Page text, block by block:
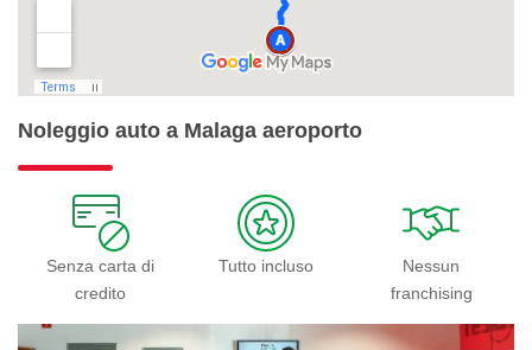
Noleggio auto a Malaga aeroporto
Senza carta di
credito
Tutto incluso
Nessun
franchising